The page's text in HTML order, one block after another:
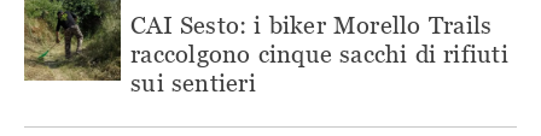
CAI Sesto: i biker Morello Trails
raccolgono cinque sacchi di rifiuti
sui sentieri